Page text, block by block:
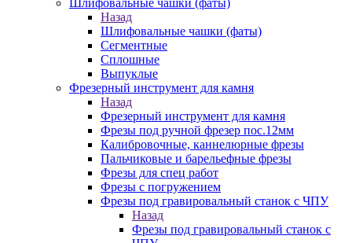
Шлифовальные чашки (фаты)
Назад
Шлифовальные чашки (фаты)
Сегментные
Сплошные
Выпуклые
Фрезерный инструмент для камня
Назад
Фрезерный инструмент для камня
Фрезы под ручной фрезер пос.12мм
Калибровочные, каннелюрные фрезы
Пальчиковые и барельефные фрезы
Фрезы для спец работ
Фрезы с погружением
Фрезы под гравировальный станок с ЧПУ
Назад
Фрезы под гравировальный станок с